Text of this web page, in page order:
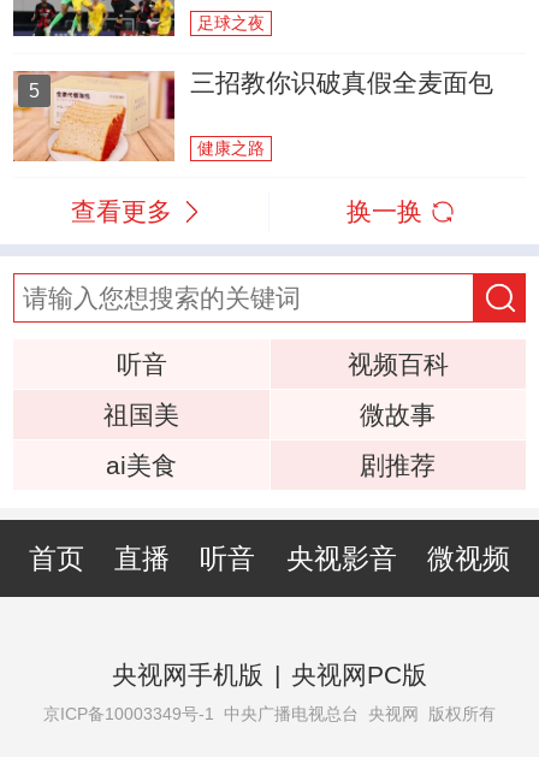
足球之夜
5 三招教你识破真假全麦面包
健康之路
查看更多 换一换
听音
视频百科
祖国美
微故事
ai美食
剧推荐
首页 直播 听音 央视影音 微视频
央视网手机版 | 央视网PC版
京ICP备10003349号-1 中央广播电视总台 央视网 版权所有